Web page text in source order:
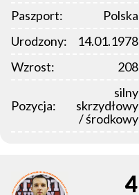
Paszport:
Polska
Urodzony:
14.01.1978
Wzrost:
208
Pozycja:
silny
skrzydłowy
/ środkowy
4